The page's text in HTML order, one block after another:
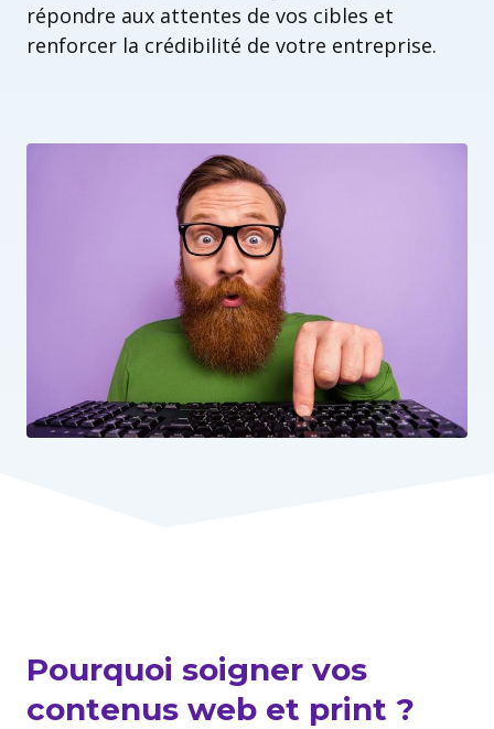
répondre aux attentes de vos cibles et
renforcer la crédibilité de votre entreprise.
Pourquoi soigner vos
contenus web et print ?